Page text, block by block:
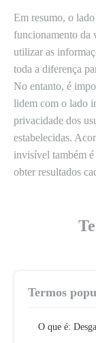
Em resumo, o
funcionamento da
utilizar as
toda a diferença
No entanto, é
lidem com o lado
privacidade dos
estabelecidas.
invisível também
obter resultados
Termos
O que é: